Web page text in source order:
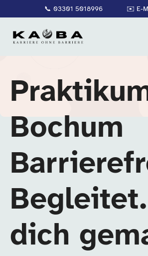
📞 03301 5018996 ✉️ E-
Bochum
dich